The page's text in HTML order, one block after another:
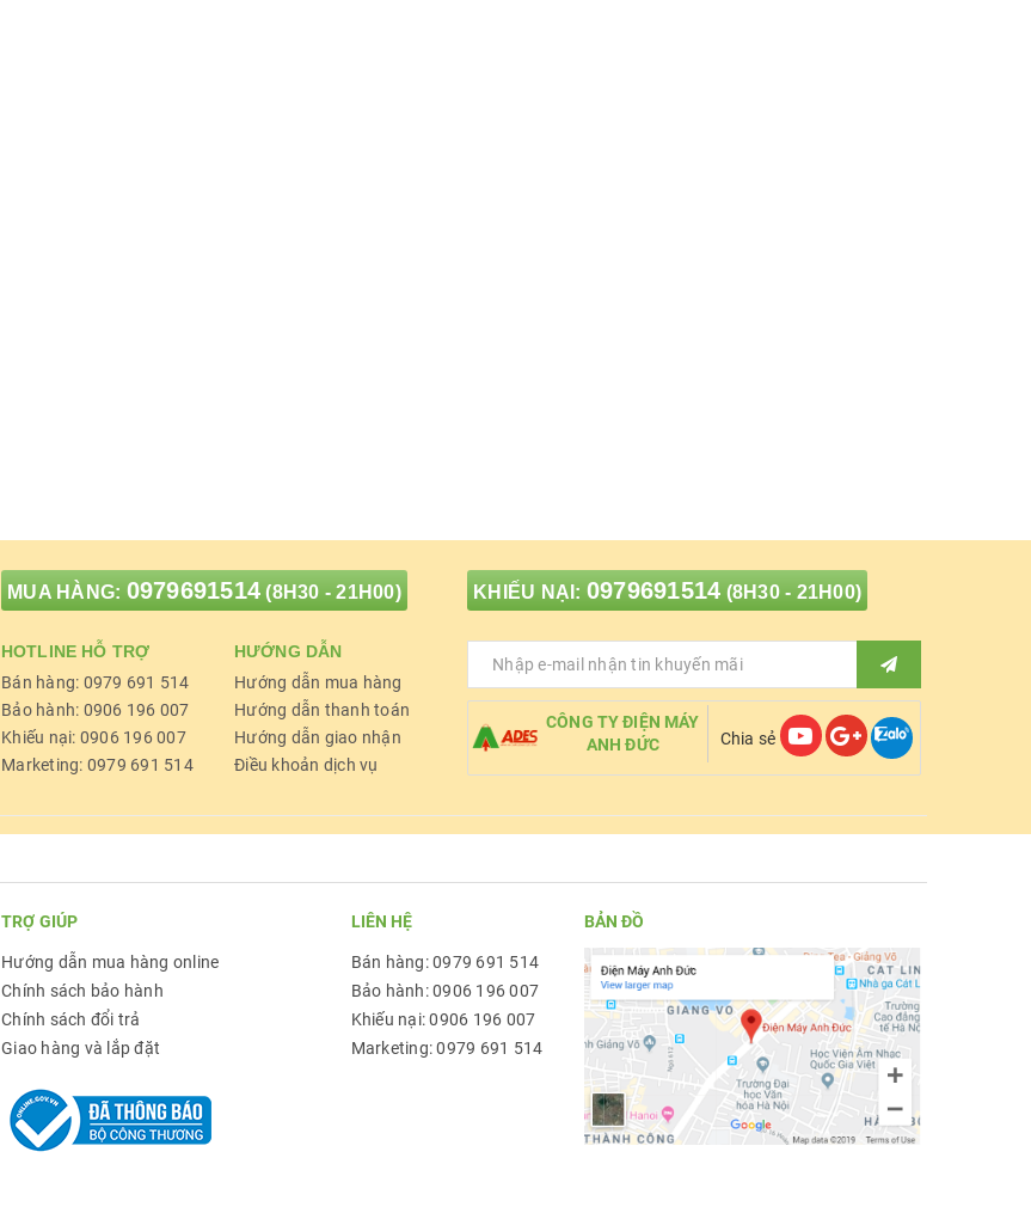
MUA HÀNG: 0979691514 (8H30 - 21H00) KHIẾU NẠI: 0979691514 (8H30 - 21H00)
HOTLINE HỖ TRỢ
Bán hàng: 0979 691 514
Bảo hành: 0906 196 007
Khiếu nại: 0906 196 007
Marketing: 0979 691 514
HƯỚNG DẪN
Hướng dẫn mua hàng
Hướng dẫn thanh toán
Hướng dẫn giao nhận
Điều khoản dịch vụ
CÔNG TY ĐIỆN MÁY
ANH ĐỨC
Chia sẻ
TRỢ GIÚP
Hướng dẫn mua hàng online
Chính sách bảo hành
Chính sách đổi trả
Giao hàng và lắp đặt
LIÊN HỆ
Bán hàng: 0979 691 514
Bảo hành: 0906 196 007
Khiếu nại: 0906 196 007
Marketing: 0979 691 514
BẢN ĐỒ